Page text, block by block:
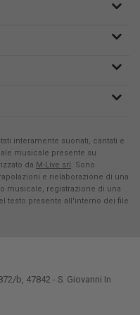
interamente suonati, cantati e
musicale presente su
da M-Live srl. Sono
e rielaborazione di una
musicale, registrazione di una
testo presente all'interno dei file
b, 47842 - S. Giovanni In